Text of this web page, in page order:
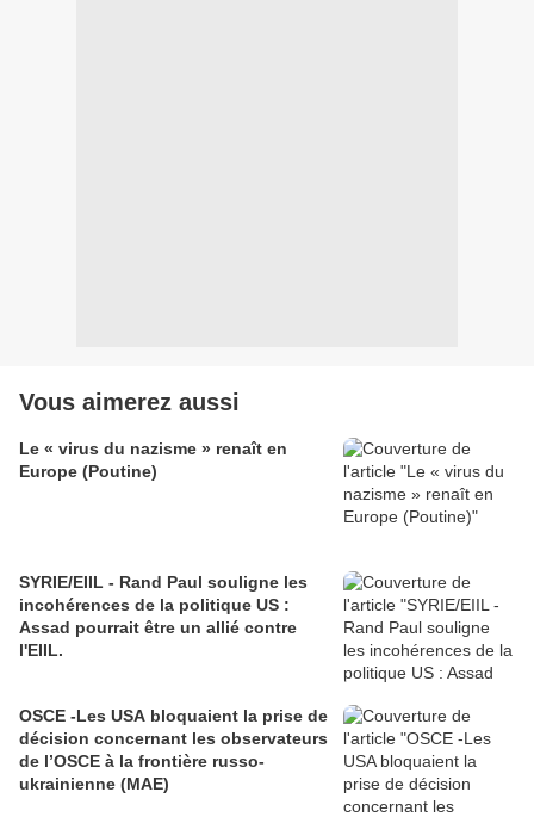
Vous aimerez aussi
Le « virus du nazisme » renaît en
Europe (Poutine)
SYRIE/EIIL - Rand Paul souligne les
incohérences de la politique US :
Assad pourrait être un allié contre
l'EIIL.
OSCE -Les USA bloquaient la prise de
décision concernant les observateurs
de l’OSCE à la frontière russo-
ukrainienne (MAE)